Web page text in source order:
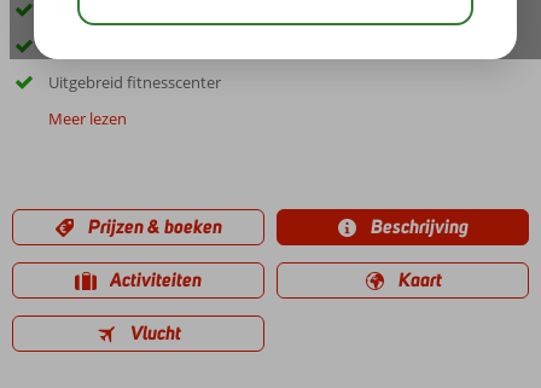
Restaurant met prachtig uitzicht op Dubai
Uitgebreid fitnesscenter
Meer lezen
Prijzen & boeken Beschrijving
Activiteiten Kaart
Vlucht